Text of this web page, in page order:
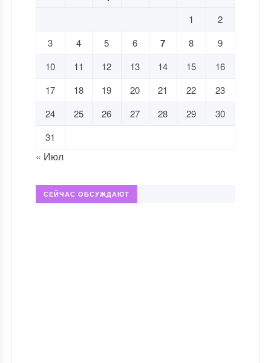
1
2
3
4 5 6 7 8
9
10
11 12 13 14 15
16
17
18 19 20 21 22
23
24
25 26 27 28 29
30
31
« Июл
СЕЙЧАС ОБСУЖДАЮТ